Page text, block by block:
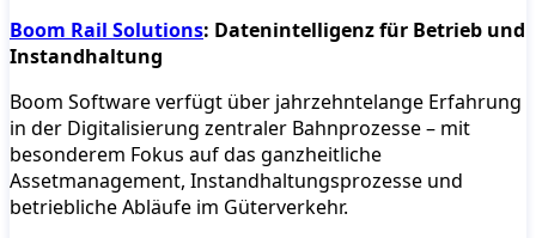
Boom Rail Solutions: Datenintelligenz für Betrieb und
Instandhaltung
Boom Software verfügt über jahrzehntelange Erfahrung
in der Digitalisierung zentraler Bahnprozesse – mit
besonderem Fokus auf das ganzheitliche
Assetmanagement, Instandhaltungsprozesse und
betriebliche Abläufe im Güterverkehr.